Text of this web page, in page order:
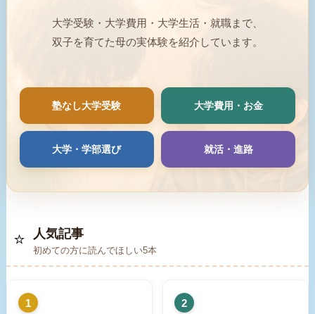
大学受験・大学費用・大学生活・就職まで、
双子を育てた母の実体験を紹介しています。
塾なし大学受験 大学費用・お金
大学・学部選び 就活・進路
⭐ 人気記事
初めての方に読んでほしい5本
1 2